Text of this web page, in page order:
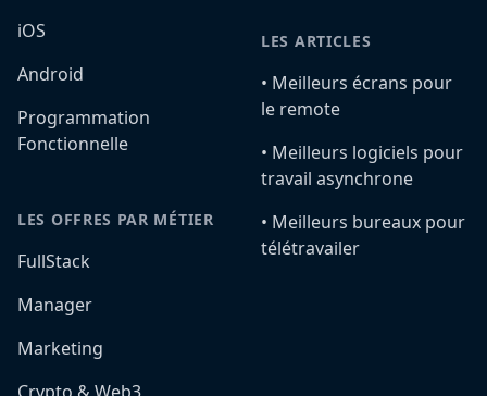
iOS
Android
Programmation
Fonctionnelle
LES OFFRES PAR MÉTIER
FullStack
Manager
Marketing
LES ARTICLES
•️ Meilleurs écrans pour
le remote
•️ Meilleurs logiciels pour
travail asynchrone
•️ Meilleurs bureaux pour
télétravailer